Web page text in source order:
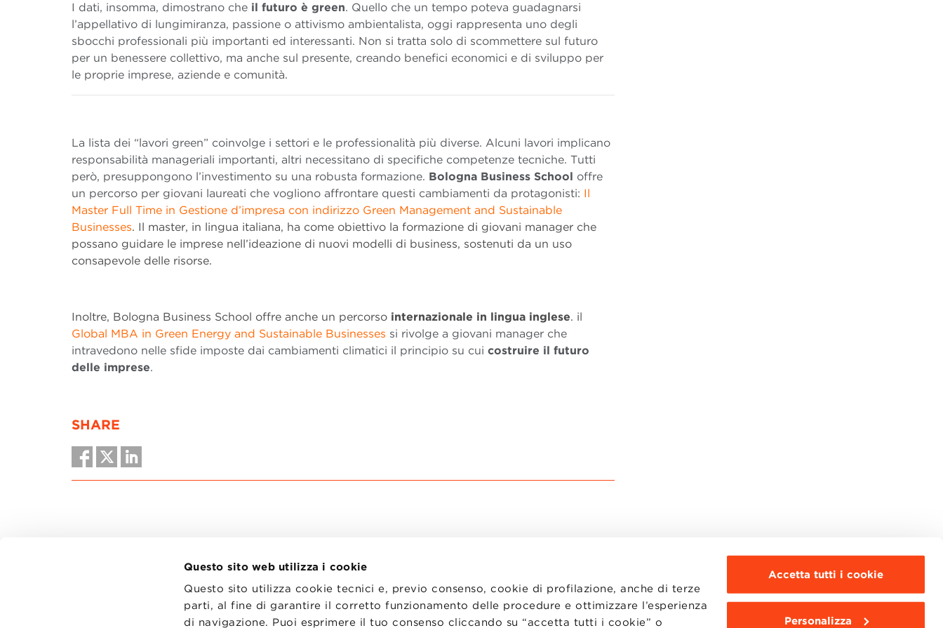
Questo sito web utilizza i cookie
Questo sito utilizza cookie tecnici e, previo consenso, cookie di profilazione, anche di terze
parti, al fine di garantire il corretto funzionamento delle procedure e ottimizzare l’esperienza
di navigazione. Puoi esprimere il tuo consenso cliccando su “accetta tutti i cookie” o
Accetta tutti i cookie
Personalizza
I dati, insomma, dimostrano che il futuro è green. Quello che un tempo poteva guadagnarsi
l’appellativo di lungimiranza, passione o attivismo ambientalista, oggi rappresenta uno degli
sbocchi professionali più importanti ed interessanti. Non si tratta solo di scommettere sul futuro
per un benessere collettivo, ma anche sul presente, creando benefici economici e di sviluppo per
le proprie imprese, aziende e comunità.
La lista dei “lavori green” coinvolge i settori e le professionalità più diverse. Alcuni lavori implicano
responsabilità manageriali importanti, altri necessitano di specifiche competenze tecniche. Tutti
però, presuppongono l’investimento su una robusta formazione. Bologna Business School offre
un percorso per giovani laureati che vogliono affrontare questi cambiamenti da protagonisti: Il
Master Full Time in Gestione d’impresa con indirizzo Green Management and Sustainable
Businesses. Il master, in lingua italiana, ha come obiettivo la formazione di giovani manager che
possano guidare le imprese nell’ideazione di nuovi modelli di business, sostenuti da un uso
consapevole delle risorse.
Inoltre, Bologna Business School offre anche un percorso internazionale in lingua inglese. il
Global MBA in Green Energy and Sustainable Businesses si rivolge a giovani manager che
intravedono nelle sfide imposte dai cambiamenti climatici il principio su cui costruire il futuro
delle imprese.
SHARE
CONTATTI LAVORA CON NOI